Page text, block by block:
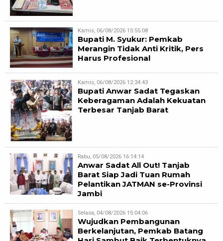
Kamis, 06/08/2026 15:55:08
Bupati M. Syukur: Pemkab
Merangin Tidak Anti Kritik, Pers
Harus Profesional
Kamis, 06/08/2026 12:34:43
Bupati Anwar Sadat Tegaskan
Keberagaman Adalah Kekuatan
Terbesar Tanjab Barat
Rabu, 05/08/2026 16:14:14
Anwar Sadat All Out! Tanjab
Barat Siap Jadi Tuan Rumah
Pelantikan JATMAN se-Provinsi
Jambi
Selasa, 04/08/2026 15:04:06
Wujudkan Pembangunan
Berkelanjutan, Pemkab Batang